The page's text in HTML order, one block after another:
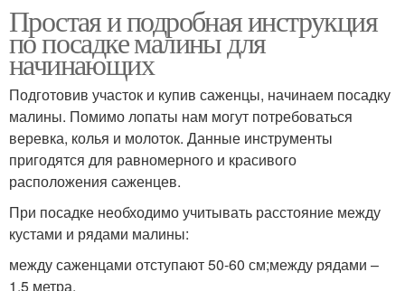
Простая и подробная инструкция
по посадке малины для
начинающих
Подготовив участок и купив саженцы, начинаем посадку
малины. Помимо лопаты нам могут потребоваться
веревка, колья и молоток. Данные инструменты
пригодятся для равномерного и красивого
расположения саженцев.
При посадке необходимо учитывать расстояние между
кустами и рядами малины:
между саженцами отступают 50-60 см;между рядами –
1,5 метра.